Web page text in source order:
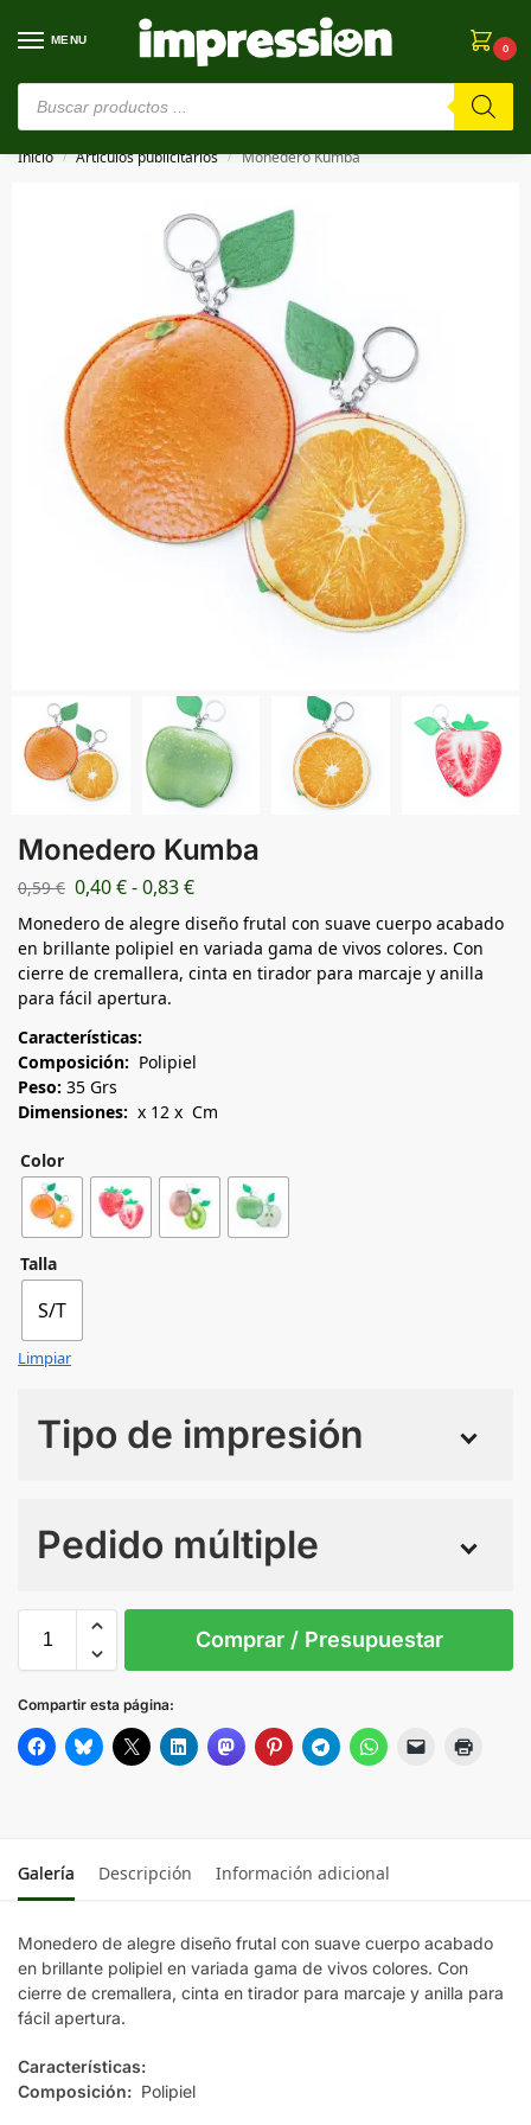
MENU
0
⚠️ Estamos en pruebas. Si algo falla, ¡Perdón!⚠️
Inicio / Artículos publicitarios / Monedero Kumba
Monedero Kumba
0,59€ 0,40€-0,83€
Monedero de alegre diseño frutal con suave cuerpo acabado
en brillante polipiel en variada gama de vivos colores. Con
cierre de cremallera, cinta en tirador para marcaje y anilla
para fácil apertura.
Características:
Composición: Polipiel
Peso: 35 Grs
Dimensiones: x 12 x Cm
Color
Talla
S/T
Limpiar
Tipo de impresión
Pedido múltiple
S/T
KIWI
NARANJA
Comprar / Presupuestar
Compartir esta página:
Galería Descripción Información adicional
Monedero de alegre diseño frutal con suave cuerpo acabado
en brillante polipiel en variada gama de vivos colores. Con
cierre de cremallera, cinta en tirador para marcaje y anilla para
fácil apertura.
Características:
Composición: Polipiel